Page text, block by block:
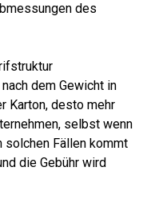
des
dem Gewicht in
Karton, desto mehr
selbst wenn
solchen Fällen kommt
die Gebühr wird